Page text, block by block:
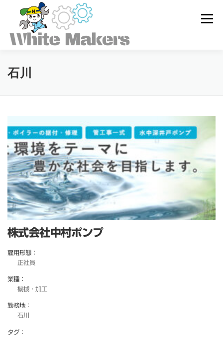
メニュー
石川
株式会社中村ポンプ
雇用形態：
正社員
業種：
機械・加工
勤務地：
石川
タグ：